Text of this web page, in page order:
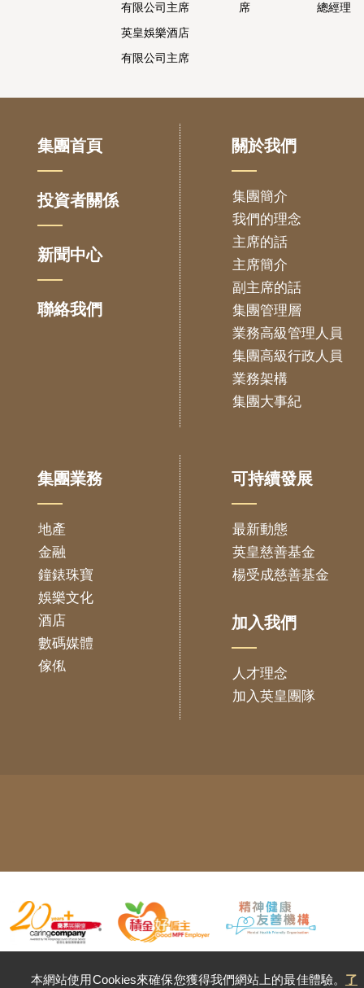
有限公司主席
英皇娛樂酒店
有限公司主席
席
總經理
本網站使用Cookies來確保您獲得我們網站上的最佳體驗。 了
集團首頁
投資者關係
新聞中心
聯絡我們
關於我們
集團簡介
我們的理念
主席的話
主席簡介
副主席的話
集團管理層
業務高級管理人員
集團高級行政人員
業務架構
集團大事紀
集團業務
地產
金融
鐘錶珠寶
娛樂文化
酒店
數碼媒體
傢俬
可持續發展
最新動態
英皇慈善基金
楊受成慈善基金
加入我們
人才理念
加入英皇團隊
Copyright © 2026 英皇集團